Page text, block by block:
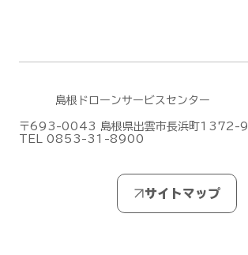
島根ドローンサービスセンター
〒693-0043 島根県出雲市長浜町1372-9
TEL 0853-31-8900